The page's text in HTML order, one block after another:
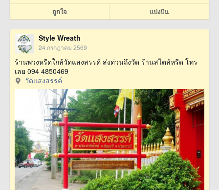
ถูกใจ แบ่งปัน
Style Wreath
24 กรกฎาคม 2569
ร้านพวงหรีดใกล้วัดแสงสรรค์ ส่งด่วนถึงวัด ร้านสไตล์หรีด โทร
เลย 094 4850469
วัดแสงสรรค์